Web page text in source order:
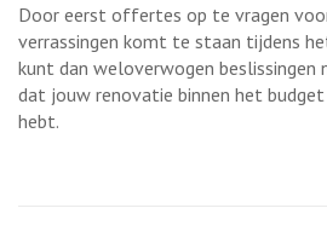
Door eerst offertes op te vragen
verrassingen komt te staan tijdens
kunt dan weloverwogen beslissingen
dat jouw renovatie binnen het
hebt.